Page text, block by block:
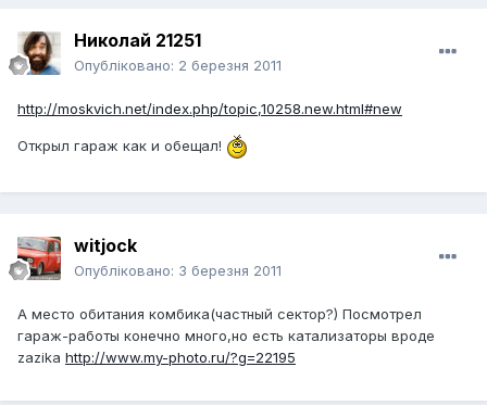
Николай 21251
Опубліковано: 2 березня 2011
http://moskvich.net/index.php/topic,10258.new.html#new
Открыл гараж как и обещал!
witjock
Опубліковано: 3 березня 2011
А место обитания комбика(частный сектор?) Посмотрел
гараж-работы конечно много,но есть катализаторы вроде
zazika http://www.my-photo.ru/?g=22195